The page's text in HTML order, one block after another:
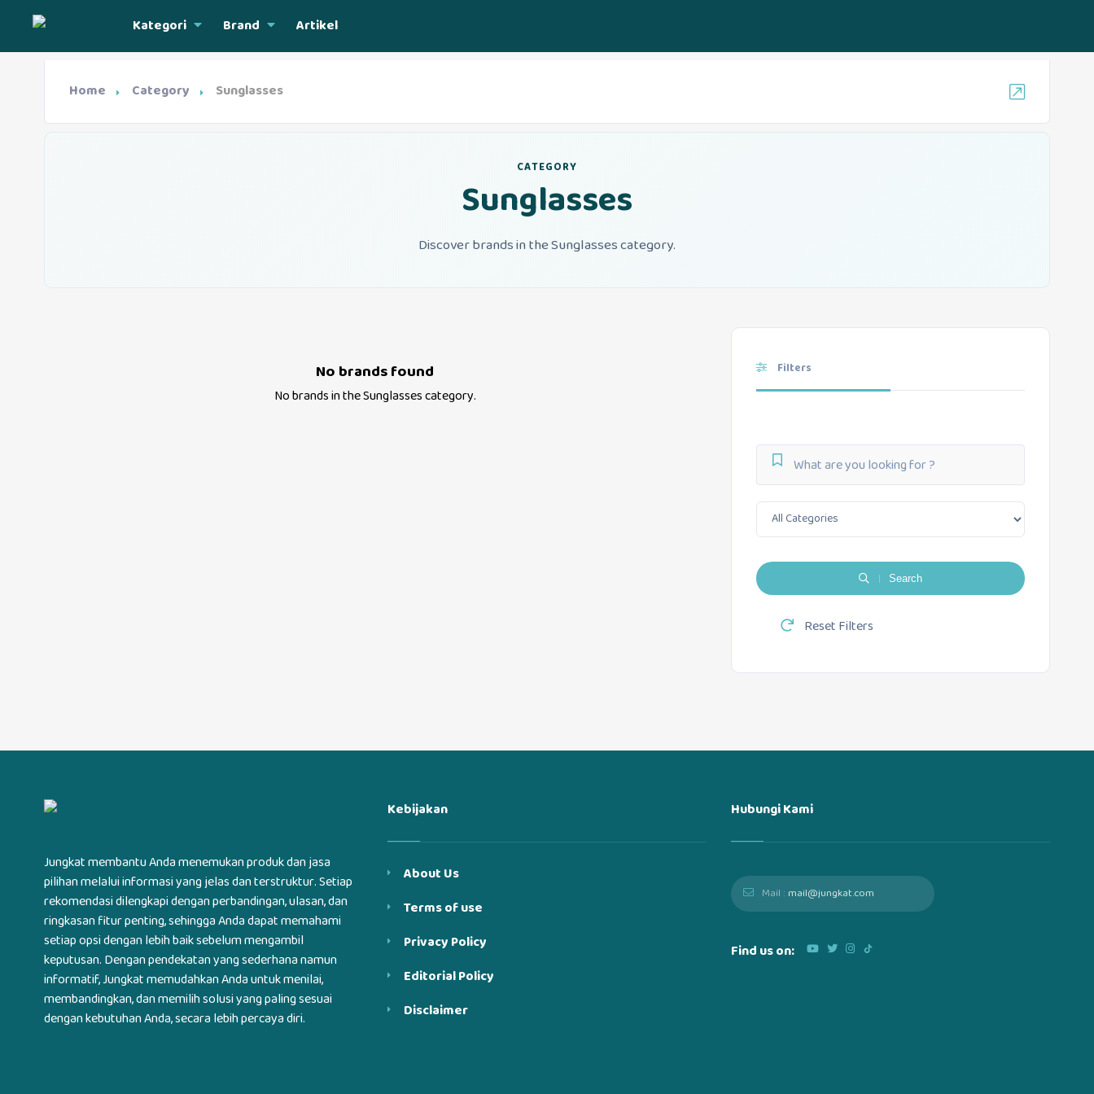
Kategori Brand Artikel
Home Category Sunglasses
CATEGORY
Sunglasses
Discover brands in the Sunglasses category.
Filters
Search
Reset Filters
No brands found
No brands in theSunglassescategory.
Jungkat membantu Anda menemukan produk dan jasa
pilihan melalui informasi yang jelas dan terstruktur. Setiap
rekomendasi dilengkapi dengan perbandingan, ulasan, dan
ringkasan fitur penting, sehingga Anda dapat memahami
setiap opsi dengan lebih baik sebelum mengambil
keputusan. Dengan pendekatan yang sederhana namun
informatif, Jungkat memudahkan Anda untuk menilai,
membandingkan, dan memilih solusi yang paling sesuai
dengan kebutuhan Anda, secara lebih percaya diri.
Kebijakan
About Us
Terms of use
Privacy Policy
Editorial Policy
Disclaimer
Hubungi Kami
Mail :mail@jungkat.com
Find us on: